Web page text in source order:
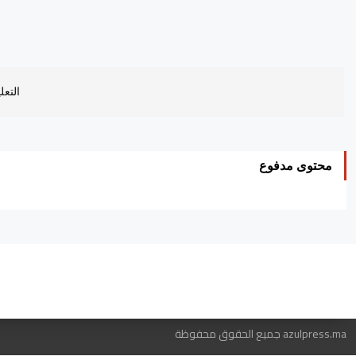
محتوى مدفوع
azulpress.ma جميع الحقوق محفوظة